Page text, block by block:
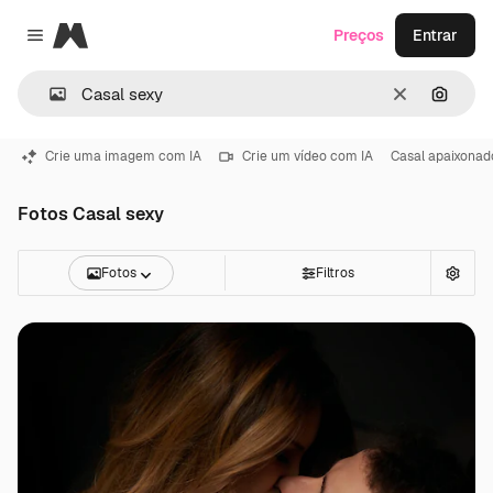
Close menu
Magnific
Limpar
Preços Entrar
Crie uma imagem com IA Crie um vídeo com IA Casal
Fotos Casal sexy
Fotos Filtros